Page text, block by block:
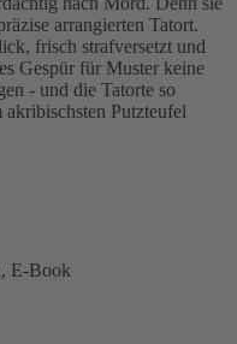
arrangierten Tatort.
frisch strafversetzt und
Gespür für Muster keine
- und die Tatorte so
akribischsten Putzteufel
E-Book